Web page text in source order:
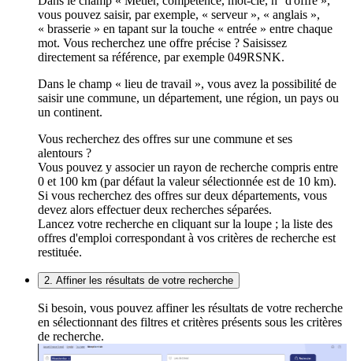
vous pouvez saisir, par exemple, « serveur », « anglais »,
« brasserie » en tapant sur la touche « entrée » entre chaque
mot. Vous recherchez une offre précise ? Saisissez
directement sa référence, par exemple 049RSNK.
Dans le champ « lieu de travail », vous avez la possibilité de
saisir une commune, un département, une région, un pays ou
un continent.
Vous recherchez des offres sur une commune et ses
alentours ?
Vous pouvez y associer un rayon de recherche compris entre
0 et 100 km (par défaut la valeur sélectionnée est de 10 km).
Si vous recherchez des offres sur deux départements, vous
devez alors effectuer deux recherches séparées.
Lancez votre recherche en cliquant sur la loupe ; la liste des
offres d'emploi correspondant à vos critères de recherche est
restituée.
2. Affiner les résultats de votre recherche
Si besoin, vous pouvez affiner les résultats de votre recherche
en sélectionnant des filtres et critères présents sous les critères
de recherche.